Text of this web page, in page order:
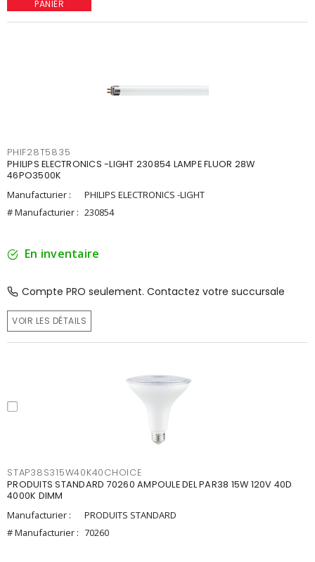
PANIER
PHIF28T5835
PHILIPS ELECTRONICS -LIGHT 230854 LAMPE FLUOR 28W
46PO3500K
Manufacturier :
PHILIPS ELECTRONICS -LIGHT
# Manufacturier : 230854
En inventaire
Compte PRO seulement. Contactez votre succursale
VOIR LES DÉTAILS
STAP38S315W40K40CHOICE
PRODUITS STANDARD 70260 AMPOULE DEL PAR38 15W 120V 40D
4000K DIMM
Manufacturier :
PRODUITS STANDARD
# Manufacturier : 70260